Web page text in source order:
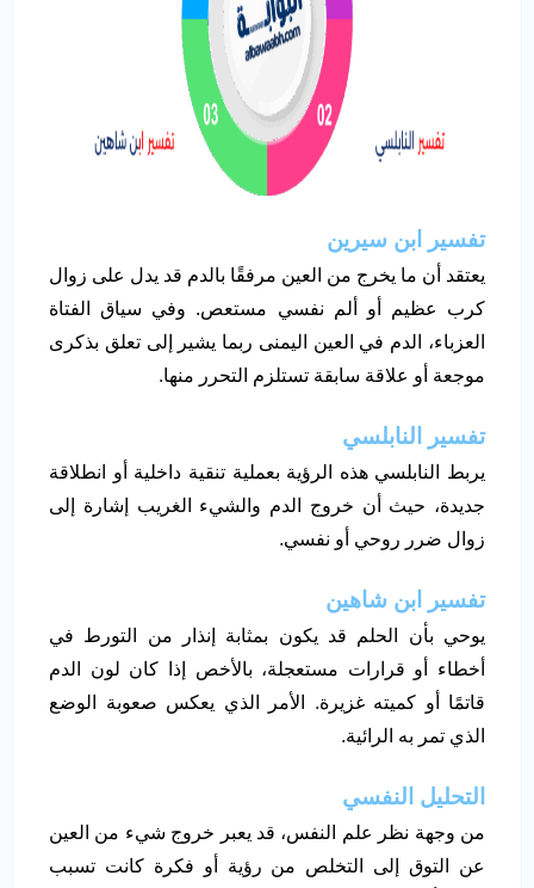
تفسير ابن سيرين
يعتقد أن ما يخرج من العين مرفقًا بالدم قد يدل على زوال
كرب عظيم أو ألم نفسي مستعص. وفي سياق الفتاة
العزباء، الدم في العين اليمنى ربما يشير إلى تعلق بذكرى
موجعة أو علاقة سابقة تستلزم التحرر منها.
تفسير النابلسي
يربط النابلسي هذه الرؤية بعملية تنقية داخلية أو انطلاقة
جديدة، حيث أن خروج الدم والشيء الغريب إشارة إلى
زوال ضرر روحي أو نفسي.
تفسير ابن شاهين
يوحي بأن الحلم قد يكون بمثابة إنذار من التورط في
أخطاء أو قرارات مستعجلة، بالأخص إذا كان لون الدم
قاتمًا أو كميته غزيرة. الأمر الذي يعكس صعوبة الوضع
الذي تمر به الرائية.
التحليل النفسي
من وجهة نظر علم النفس، قد يعبر خروج شيء من العين
عن التوق إلى التخلص من رؤية أو فكرة كانت تسبب